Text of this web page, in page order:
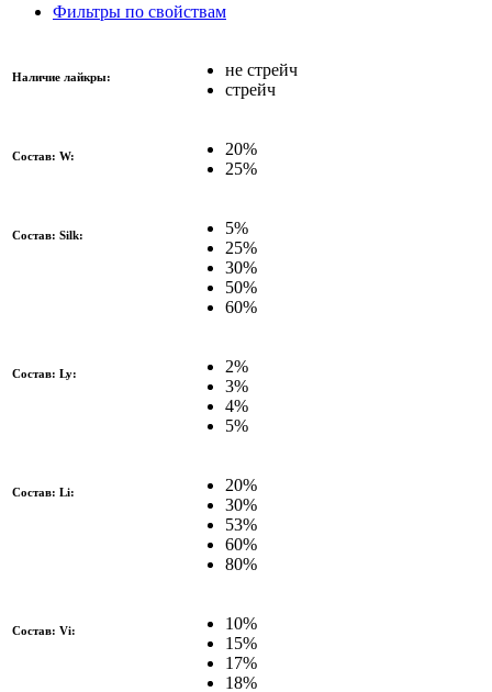
Фильтры по свойствам
Наличие лайкры:
не стрейч
стрейч
Состав: W:
20%
25%
Состав: Silk:
5%
25%
30%
50%
60%
Состав: Ly:
2%
3%
4%
5%
Состав: Li:
20%
30%
53%
60%
80%
Состав: Vi:
10%
15%
17%
18%